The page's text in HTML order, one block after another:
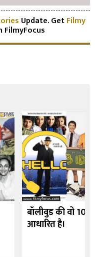
Update. GetFilmy
FilmyFocus
बॉलीवुड की वो 10
आधारित है।